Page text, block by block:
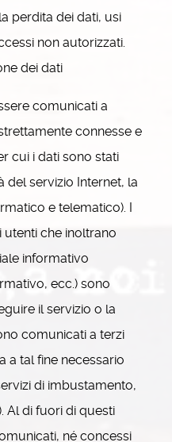
perdita dei dati, usi
non autorizzati.
dei dati
comunicati a
connesse e
cui i dati sono stati
del servizio Internet, la
e telematico). I
che inoltrano
informativo
ecc.) sono
il servizio o la
comunicati a terzi
a tal fine necessario
di imbustamento,
Al di fuori di questi
né concessi